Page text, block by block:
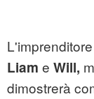
Liam e Will,
dimostrerà